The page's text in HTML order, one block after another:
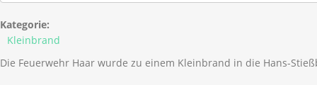
Kategorie:
Kleinbrand
Die Feuerwehr Haar wurde zu einem Kleinbrand in die Hans-